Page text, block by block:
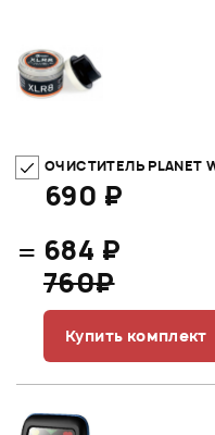
ОЧИСТИТЕЛЬ PLANET
690 ₽
= 684 ₽
760₽
Купить комплект